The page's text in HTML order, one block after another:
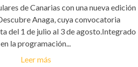
de Canarias con una nueva edición
Anaga, cuya convocatoria
del 1 de julio al 3 de agosto.Integrado
en la programación...
Leer más